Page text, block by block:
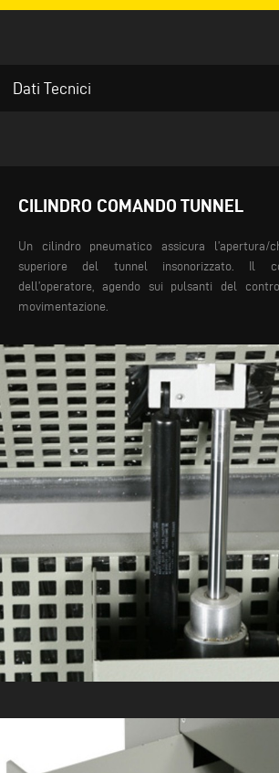
Dati Tecnici
CILINDRO COMANDO TUNNEL
Un cilindro pneumatico assicura l’apertura/
superiore del tunnel insonorizzato. Il
dell’operatore, agendo sui pulsanti del
movimentazione.